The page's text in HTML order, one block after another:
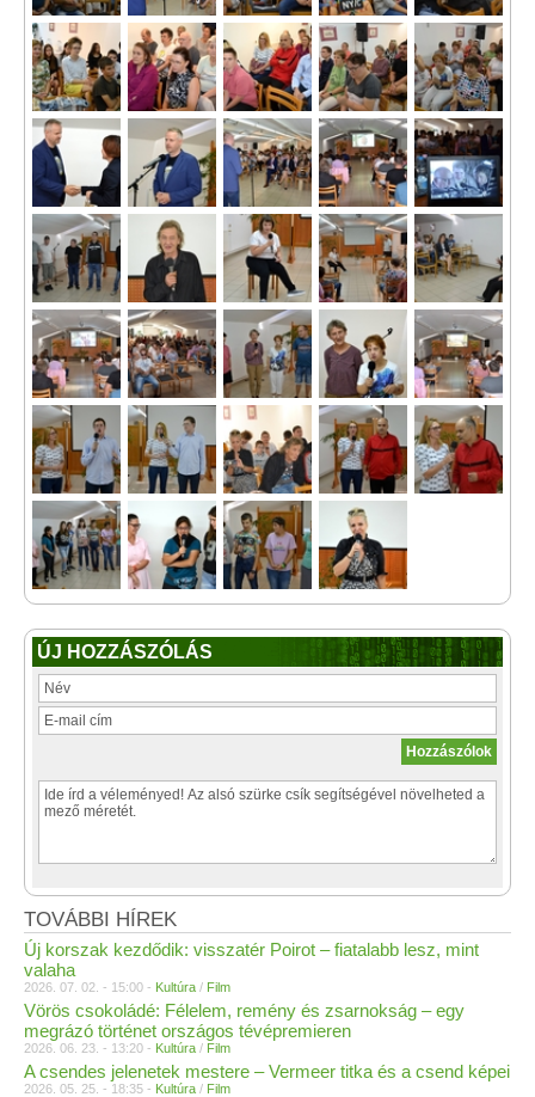
ÚJ HOZZÁSZÓLÁS
TOVÁBBI HÍREK
Új korszak kezdődik: visszatér Poirot – fiatalabb lesz, mint
valaha
2026. 07. 02. - 15:00 - Kultúra / Film
Vörös csokoládé: Félelem, remény és zsarnokság – egy
megrázó történet országos tévépremieren
2026. 06. 23. - 13:20 - Kultúra / Film
A csendes jelenetek mestere – Vermeer titka és a csend képei
2026. 05. 25. - 18:35 - Kultúra / Film